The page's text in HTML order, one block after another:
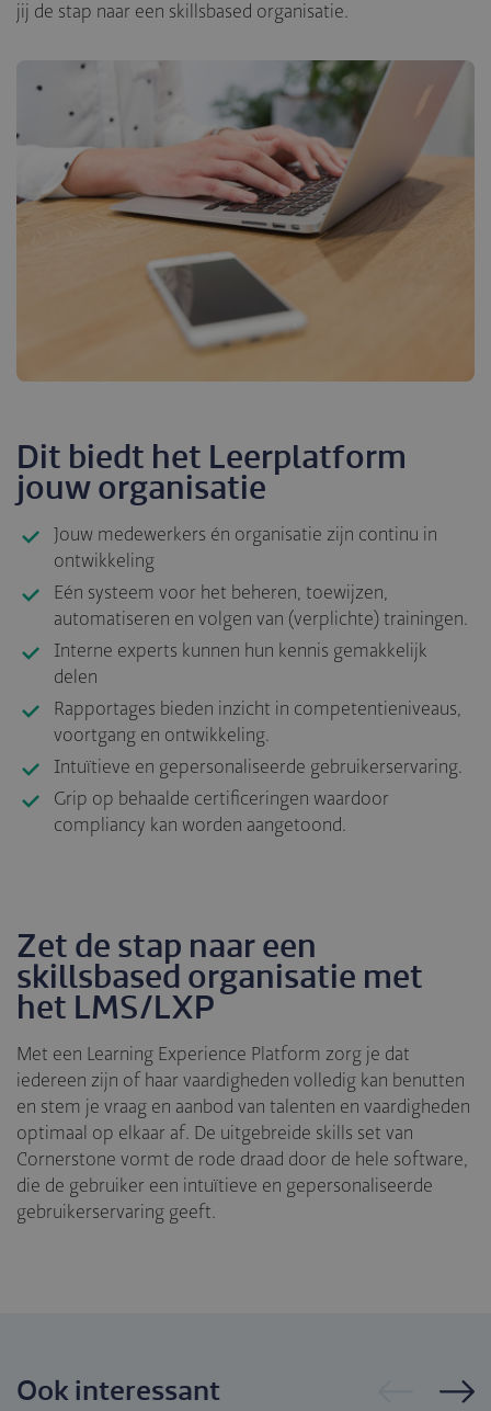
jij de stap naar een skillsbased organisatie.
Dit biedt het Leerplatform
jouw organisatie
Jouw medewerkers én organisatie zijn continu in
ontwikkeling
Eén systeem voor het beheren, toewijzen,
automatiseren en volgen van (verplichte) trainingen.
Interne experts kunnen hun kennis gemakkelijk
delen
Rapportages bieden inzicht in competentieniveaus,
voortgang en ontwikkeling.
Intuïtieve en gepersonaliseerde gebruikerservaring.
Grip op behaalde certificeringen waardoor
compliancy kan worden aangetoond.
Zet de stap naar een
skillsbased organisatie met
het LMS/LXP
Met een Learning Experience Platform zorg je dat
iedereen zijn of haar vaardigheden volledig kan benutten
en stem je vraag en aanbod van talenten en vaardigheden
optimaal op elkaar af. De uitgebreide skills set van
Cornerstone vormt de rode draad door de hele software,
die de gebruiker een intuïtieve en gepersonaliseerde
gebruikerservaring geeft.
Ook interessant